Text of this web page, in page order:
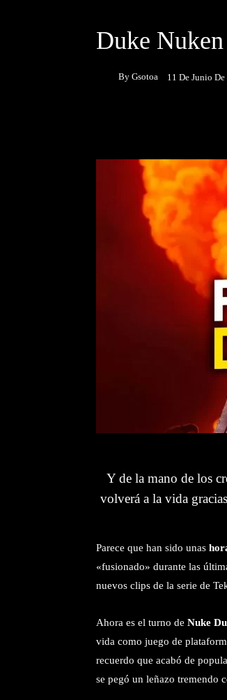
Duke
By Gsotoa 11 De Junio De
Y de la mano de los
volverá a la vida
Parece que han sido unas
«fusionado» durante las
nuevos clips de la serie de
Ahora es el turno de Nuke
vida como juego de
recuerdo que acabó de
se pegó un leñazo tremendo